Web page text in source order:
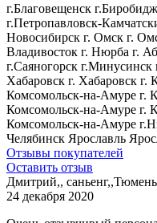
г.Благовещенск
г.Петропавловск-
Новосибирск г. Омск г.
Владивосток г. Нюрба г.
г.Саяногорск г.Минусинск
Хабаровск г. Хабаровск г.
Комсомольск-на-Амуре г.
Комсомольск-на-Амуре г.
Комсомольск-на-Амуре
Челябинск Ярославль
Отзывы покупателей
Оставить отзыв
Дмитрий,, саньенг,,Тюмень
24 декабря 2020